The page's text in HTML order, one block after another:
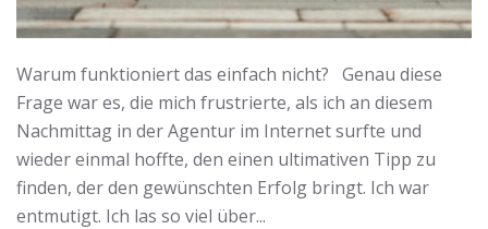
Warum funktioniert das einfach nicht? Genau diese
Frage war es, die mich frustrierte, als ich an diesem
Nachmittag in der Agentur im Internet surfte und
wieder einmal hoffte, den einen ultimativen Tipp zu
finden, der den gewünschten Erfolg bringt. Ich war
entmutigt. Ich las so viel über...